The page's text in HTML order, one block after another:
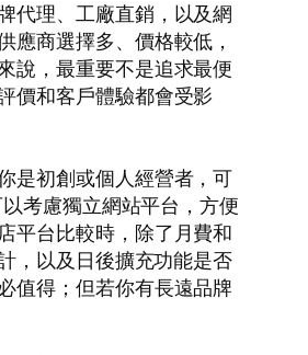
代理、工廠直銷，以及網
應商選擇多、價格較低，
說，最重要不是追求最便
價和客戶體驗都會受影
是初創或個人經營者，可
考慮獨立網站平台，方便
平台比較時，除了月費和
，以及日後擴充功能是否
值得；但若你有長遠品牌